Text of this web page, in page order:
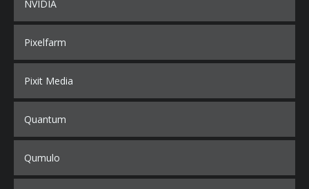
NVIDIA
Pixelfarm
Pixit Media
Quantum
Qumulo